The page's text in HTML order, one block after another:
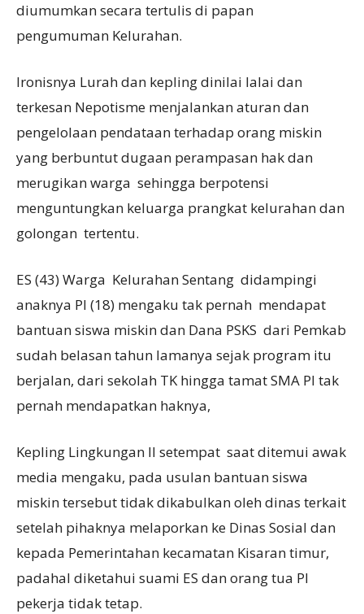
diumumkan secara tertulis di papan
pengumuman Kelurahan.
Ironisnya Lurah dan kepling dinilai lalai dan
terkesan Nepotisme menjalankan aturan dan
pengelolaan pendataan terhadap orang miskin
yang berbuntut dugaan perampasan hak dan
merugikan warga sehingga berpotensi
menguntungkan keluarga prangkat kelurahan dan
golongan tertentu.
ES (43) Warga Kelurahan Sentang didampingi
anaknya PI (18) mengaku tak pernah mendapat
bantuan siswa miskin dan Dana PSKS dari Pemkab
sudah belasan tahun lamanya sejak program itu
berjalan, dari sekolah TK hingga tamat SMA PI tak
pernah mendapatkan haknya,
Kepling Lingkungan II setempat saat ditemui awak
media mengaku, pada usulan bantuan siswa
miskin tersebut tidak dikabulkan oleh dinas terkait
setelah pihaknya melaporkan ke Dinas Sosial dan
kepada Pemerintahan kecamatan Kisaran timur,
padahal diketahui suami ES dan orang tua PI
pekerja tidak tetap.